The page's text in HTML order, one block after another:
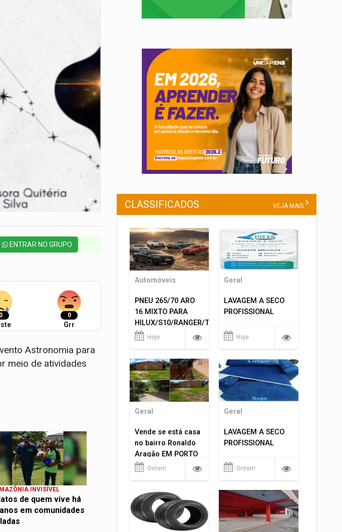
ENTRAR NO GRUPO
0 0
Grr
Astronomia para
meio de atividades
INVISÍVEL
de quem vive há
em comunidades
CLASSIFICADOS VEJA MAIS
Automóveis
PNEU 265/70 ARO
16 MIXTO PARA
HILUX/S10/RANGER/TRITON
ETC... MONTAGEM
Hoje
Geral
LAVAGEM A SECO
PROFISSIONAL
Hoje
Geral
Vende se está casa
no bairro Ronaldo
Aragão EM PORTO
VELHO RO.
Ontem
Geral
LAVAGEM A SECO
PROFISSIONAL
Ontem